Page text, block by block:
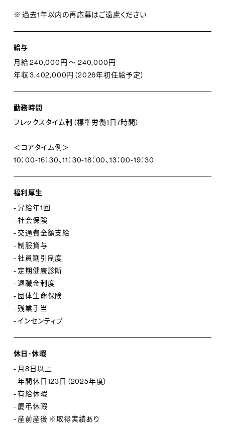
※ 過去1年以内の再応募はご遠慮ください
給与
月給 240,000円 ～ 240,000円
年収 3,402,000円（2026年初任給予定）
勤務時間
フレックスタイム制（標準労働1日7時間）
＜コアタイム例＞
10：00-16：30、11：30-18：00、13：00-19：30
福利厚生
- 昇給年1回
- 社会保険
- 交通費全額支給
- 制服貸与
- 社員割引制度
- 定期健康診断
- 退職金制度
- 団体生命保険
- 残業手当
- インセンティブ
休日･休暇
- 月8日以上
- 年間休日123日（2025年度）
- 有給休暇
- 慶弔休暇
- 産前産後 ※取得実績あり